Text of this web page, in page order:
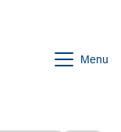
Menu